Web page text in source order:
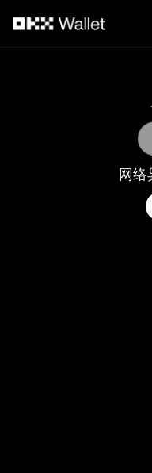
网